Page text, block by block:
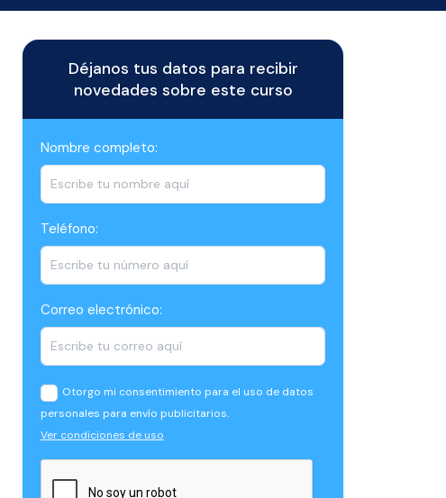
Déjanos tus datos para recibir
novedades sobre este curso
Nombre completo:
Teléfono:
Correo electrónico:
Otorgo mi consentimiento para el uso de datos
personales para envío publicitarios.
Ver condiciones de uso